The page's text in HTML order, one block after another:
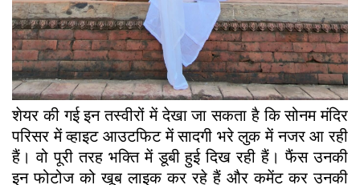
शेयर की गई इन तस्वीरों में देखा जा सकता है कि सोनम मंदिर
परिसर में व्हाइट आउटफिट में सादगी भरे लुक में नजर आ रही
हैं। वो पूरी तरह भक्ति में डूबी हुई दिख रही हैं। फैंस उनकी
इन फोटोज को खूब लाइक कर रहे हैं और कमेंट कर उनकी